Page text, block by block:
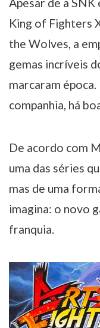
King of Fighters
the Wolves, a
gemas incríveis
marcaram
companhia, há
De acordo com
uma das séries
mas de uma
imagina: o novo
franquia.